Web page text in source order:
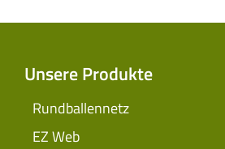
Unsere Produkte
Rundballennetz
EZ Web